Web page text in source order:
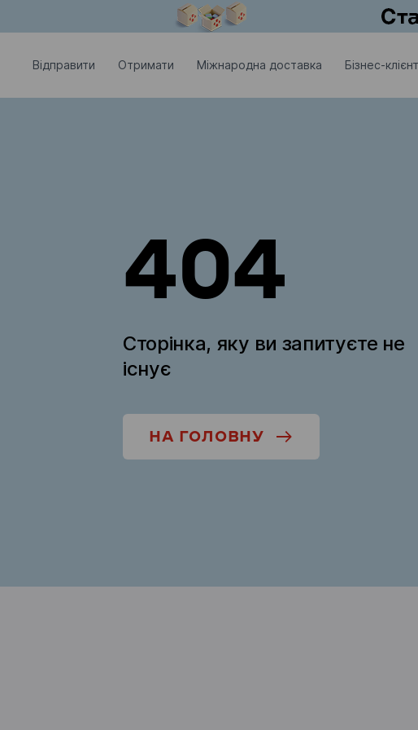
Відправити Отримати Міжнародна доставка Бізнес-
404
Сторінка, яку ви запитуєте не
існує
НА ГОЛОВНУ